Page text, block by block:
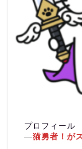
プロフィール
―猫勇者！が